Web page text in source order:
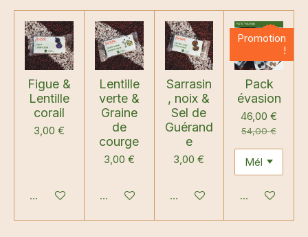
Figue &
Lentille
corail
3,00 €
Ajouter au panier
Lentille
verte &
Graine
de
courge
3,00 €
Ajouter au panier
Sarrasin
, noix &
Sel de
Guérand
e
3,00 €
Ajouter au panier
Promotion
!
Pack
évasion
46,00 €
54,00 €
Ajouter au